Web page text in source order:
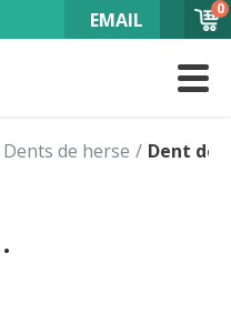
EMAIL 0
Dents de herse Dent de